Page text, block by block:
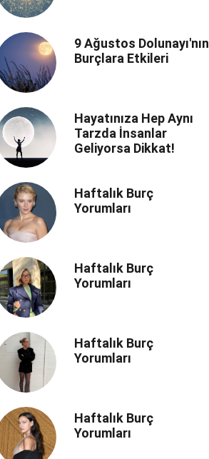
9 Ağustos Dolunayı'nın
Burçlara Etkileri
Hayatınıza Hep Aynı
Tarzda İnsanlar
Geliyorsa Dikkat!
Haftalık Burç
Yorumları
Haftalık Burç
Yorumları
Haftalık Burç
Yorumları
Haftalık Burç
Yorumları